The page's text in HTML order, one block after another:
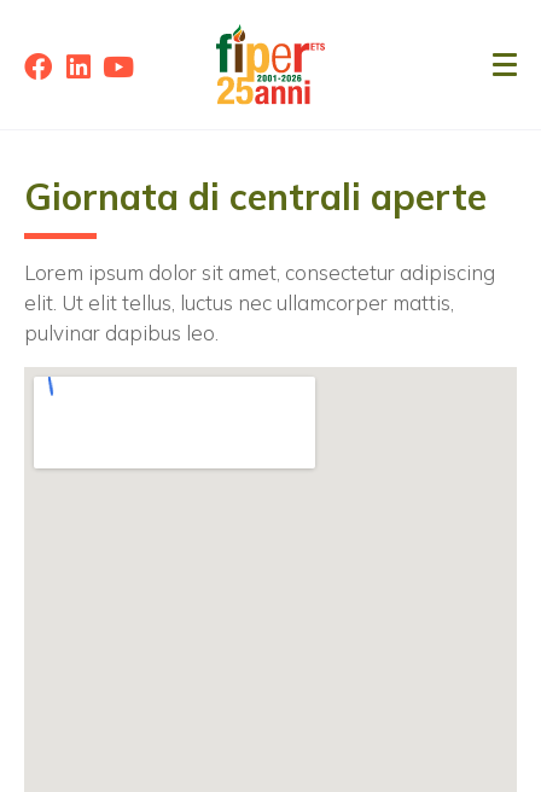
Giornata di centrali aperte
Lorem ipsum dolor sit amet, consectetur adipiscing
elit. Ut elit tellus, luctus nec ullamcorper mattis,
pulvinar dapibus leo.